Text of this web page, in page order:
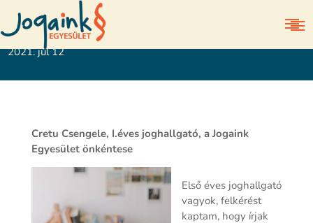
Egyetemi tapasztalatok első éves joghallgatóként
2021. júl 12
Cretu Csengele, I.éves joghallgató, a Jogaink
Egyesület önkéntese
Első éves joghallgató
vagyok, felkérést
kaptam, hogy írjak